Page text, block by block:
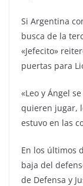
Si Argentina
busca de la
«Jefecito»
puertas para
«Leo y Ángel
quieren jugar,
estuvo en las
En los últimos
baja del
de Defensa y